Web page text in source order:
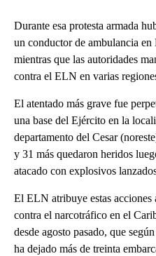
Durante esa protesta armada
un conductor de ambulancia en
mientras que las autoridades
contra el ELN en varias
El atentado más grave fue
una base del Ejército en la
departamento del Cesar
y 31 más quedaron heridos
atacado con explosivos
El ELN atribuye estas acciones
contra el narcotráfico en el
desde agosto pasado, que
ha dejado más de treinta